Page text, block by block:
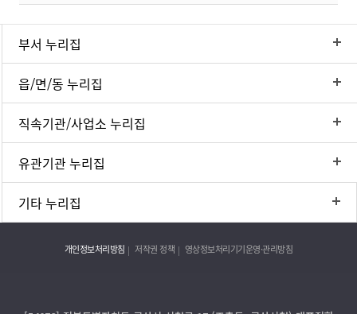
부서 누리집
읍/면/동 누리집
직속기관/사업소 누리집
유관기관 누리집
기타 누리집
개인정보처리방침 저작권 정책 영상정보처리기기운영·관리방침